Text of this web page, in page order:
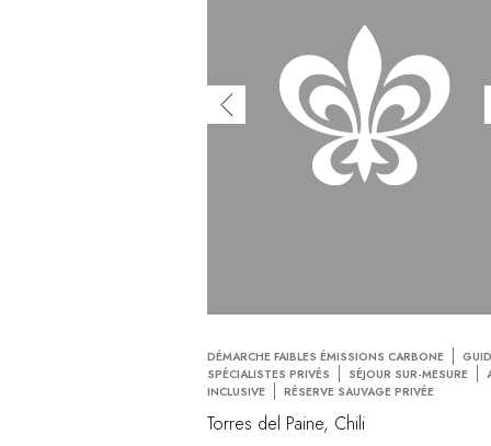
DÉMARCHE FAIBLES ÉMISSIONS CARBONE
SPÉCIALISTES PRIVÉS
SÉJOUR SUR-MESURE
INCLUSIVE
RÉSERVE SAUVAGE PRIVÉE
Torres del Paine, Chili